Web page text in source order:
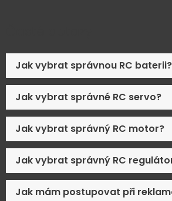
Jak vybrat správnou RC baterii?
Jak vybrat správné RC servo?
Jak vybrat správný RC motor?
Jak vybrat správný RC
Jak mám postupovat při